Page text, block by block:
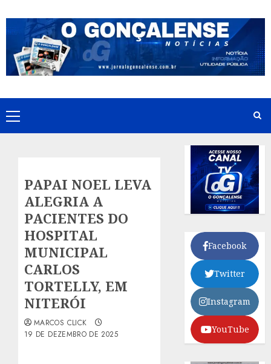
to
content
Primary
Menu
PAPAI NOEL LEVA
ALEGRIA A
PACIENTES DO
HOSPITAL
MUNICIPAL
CARLOS
TORTELLY, EM
NITERÓI
MARCOS CLICK
19 DE DEZEMBRO DE 2025
Facebook
Twitter
Instagram
YouTube